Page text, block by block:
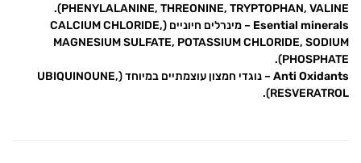
PHENYLALANINE, THREONINE, TRYPTOPHAN, VALINE).
Esential minerals
– מינרלים חיוניים (CALCIUM CHLORIDE,
MAGNESIUM SULFATE, POTASSIUM CHLORIDE, SODIUM
PHOSPHATE).
Anti Oxidants
– נוגדי חמצון עוצמתיים במיוחד (UBIQUINOUNE,
RESVERATROL).